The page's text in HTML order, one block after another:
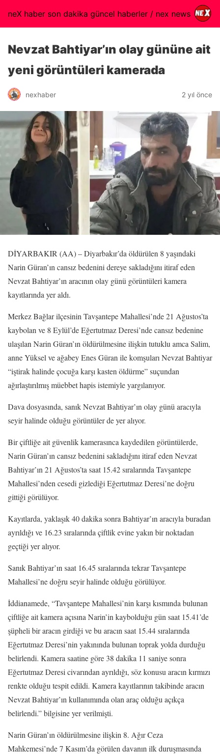
neX haber son dakika güncel haberler / nex news
Nevzat Bahtiyar’ın olay gününe ait
yeni görüntüleri kamerada
nexhaber 2 yıl önce
DİYARBAKIR (AA) – Diyarbakır’da öldürülen 8 yaşındaki
Narin Güran’ın cansız bedenini dereye sakladığını itiraf eden
Nevzat Bahtiyar’ın aracının olay günü görüntüleri kamera
kayıtlarında yer aldı.
Merkez Bağlar ilçesinin Tavşantepe Mahallesi’nde 21 Ağustos’ta
kaybolan ve 8 Eylül’de Eğertutmaz Deresi’nde cansız bedenine
ulaşılan Narin Güran’ın öldürülmesine ilişkin tutuklu amca Salim,
anne Yüksel ve ağabey Enes Güran ile komşuları Nevzat Bahtiyar
“iştirak halinde çocuğa karşı kasten öldürme” suçundan
ağırlaştırılmış müebbet hapis istemiyle yargılanıyor.
Dava dosyasında, sanık Nevzat Bahtiyar’ın olay günü aracıyla
seyir halinde olduğu görüntüler de yer alıyor.
Bir çiftliğe ait güvenlik kamerasınca kaydedilen görüntülerde,
Narin Güran’ın cansız bedenini sakladığını itiraf eden Nevzat
Bahtiyar’ın 21 Ağustos’ta saat 15.42 sıralarında Tavşantepe
Mahallesi’nden cesedi gizlediği Eğertutmaz Deresi’ne doğru
gittiği görülüyor.
Kayıtlarda, yaklaşık 40 dakika sonra Bahtiyar’ın aracıyla buradan
ayrıldığı ve 16.23 sıralarında çiftlik evine yakın bir noktadan
geçtiği yer alıyor.
Sanık Bahtiyar’ın saat 16.45 sıralarında tekrar Tavşantepe
Mahallesi’ne doğru seyir halinde olduğu görülüyor.
İddianamede, “Tavşantepe Mahallesi’nin karşı kısmında bulunan
çiftliğe ait kamera açısına Narin’in kaybolduğu gün saat 15.41’de
şüpheli bir aracın girdiği ve bu aracın saat 15.44 sıralarında
Eğertutmaz Deresi’nin yakınında bulunan toprak yolda durduğu
belirlendi. Kamera saatine göre 38 dakika 11 saniye sonra
Eğertutmaz Deresi civarından ayrıldığı, söz konusu aracın kırmızı
renkte olduğu tespit edildi. Kamera kayıtlarının takibinde aracın
Nevzat Bahtiyar’ın kullanımında olan araç olduğu açıkça
belirlendi.” bilgisine yer verilmişti.
Narin Güran’ın öldürülmesine ilişkin 8. Ağır Ceza
Mahkemesi’nde 7 Kasım’da görülen davanın ilk duruşmasında